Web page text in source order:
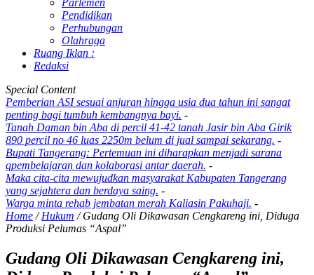
Parlemen
Pendidikan
Perhubungan
Olahraga
Ruang Iklan :
Redaksi
Special Content
Pemberian ASI sesuai anjuran hingga usia dua tahun ini sangat
penting bagi tumbuh kembangnya bayi. -
Tanah Daman bin Aba di percil 41-42 tanah Jasir bin Aba Girik
890 percil no 46 luas 2250m belum di jual sampai sekarang. -
Bupati Tangerang: Pertemuan ini diharapkan menjadi sarana
qpembelajaran dan kolaborasi antar daerah. -
Maka cita-cita mewujudkan masyarakat Kabupaten Tangerang
yang sejahtera dan berdaya saing. -
Warga minta rehab jembatan merah Kaliasin Pakuhaji. -
Home /Hukum /Gudang Oli Dikawasan Cengkareng ini, Diduga
Produksi Pelumas “Aspal”
Gudang Oli Dikawasan Cengkareng ini,